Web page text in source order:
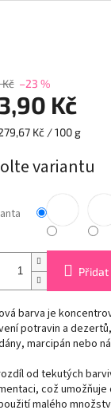
–23 %
Kč
Kč / 100 g
variantu
Přidat
barva je
potravin a
marcipán nebo
od tekutých
což
malého